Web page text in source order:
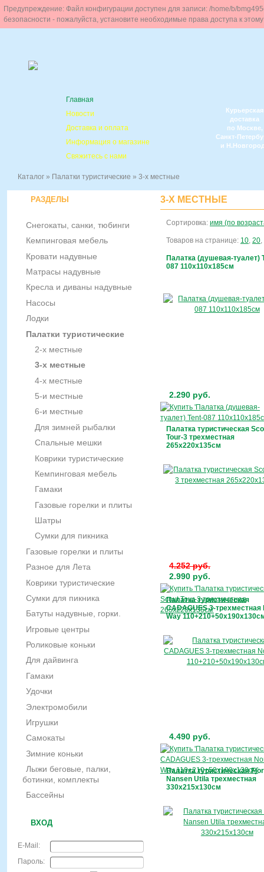
Предупреждение: Файл конфигурации доступен для записи: /home/b/
безопасности - пожалуйста, установите необходимые права доступа к
Главная
Новости
Доставка и оплата
Информация о магазине
Свяжитесь с нами
Курьерская
доставка
по Москве,
Санкт-
и
Каталог » Палатки туристические » 3-х местные
3-Х МЕСТНЫЕ
Сортировка: имя (по
Товаров на странице: 10, 20,
Палатка (душевая-туалет)
087 110х110х185см
2.290 руб.
Палатка туристическая
Tour-3 трехместная
265х220х135см
4.252 руб.
2.990 руб.
Палатка туристическая
CADAGUES 3-трехместная
Way
4.490 руб.
Палатка туристическая
Nansen Utila трехместная
330х215х130см
РАЗДЕЛЫ
Снегокаты, санки, тюбинги
Кемпинговая мебель
Кровати надувные
Матрасы надувные
Кресла и диваны надувные
Насосы
Лодки
Палатки туристические
2-х местные
3-х местные
4-х местные
5-и местные
6-и местные
Для зимней рыбалки
Спальные мешки
Коврики туристические
Кемпинговая мебель
Гамаки
Газовые горелки и плиты
Шатры
Сумки для пикника
Газовые горелки и плиты
Разное для Лета
Коврики туристические
Сумки для пикника
Батуты надувные, горки.
Игровые центры
Роликовые коньки
Для дайвинга
Гамаки
Удочки
Электромобили
Игрушки
Самокаты
Зимние коньки
Лыжи беговые, палки,
ботинки, комплекты
Бассейны
ВХОД
E-Mail:
Пароль: